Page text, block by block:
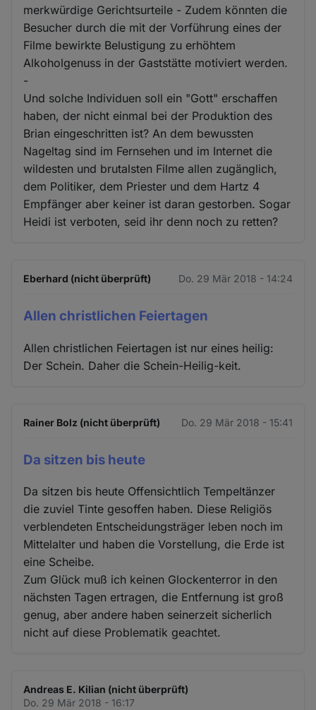
merkwürdige Gerichtsurteile - Zudem könnten die
Besucher durch die mit der Vorführung eines der
Filme bewirkte Belustigung zu erhöhtem
Alkoholgenuss in der Gaststätte motiviert werden.
-
Und solche Individuen soll ein "Gott" erschaffen
haben, der nicht einmal bei der Produktion des
Brian eingeschritten ist? An dem bewussten
Nageltag sind im Fernsehen und im Internet die
wildesten und brutalsten Filme allen zugänglich,
dem Politiker, dem Priester und dem Hartz 4
Empfänger aber keiner ist daran gestorben. Sogar
Heidi ist verboten, seid ihr denn noch zu retten?
Eberhard (nicht überprüft) Do. 29 Mär 2018 - 14:24
Allen christlichen Feiertagen
Allen christlichen Feiertagen ist nur eines heilig:
Der Schein. Daher die Schein-Heilig-keit.
Rainer Bolz (nicht überprüft) Do. 29 Mär 2018 - 15:41
Da sitzen bis heute
Da sitzen bis heute Offensichtlich Tempeltänzer
die zuviel Tinte gesoffen haben. Diese Religiös
verblendeten Entscheidungsträger leben noch im
Mittelalter und haben die Vorstellung, die Erde ist
eine Scheibe.
Zum Glück muß ich keinen Glockenterror in den
nächsten Tagen ertragen, die Entfernung ist groß
genug, aber andere haben seinerzeit sicherlich
nicht auf diese Problematik geachtet.
Andreas E. Kilian (nicht überprüft)
Do. 29 Mär 2018 - 16:17